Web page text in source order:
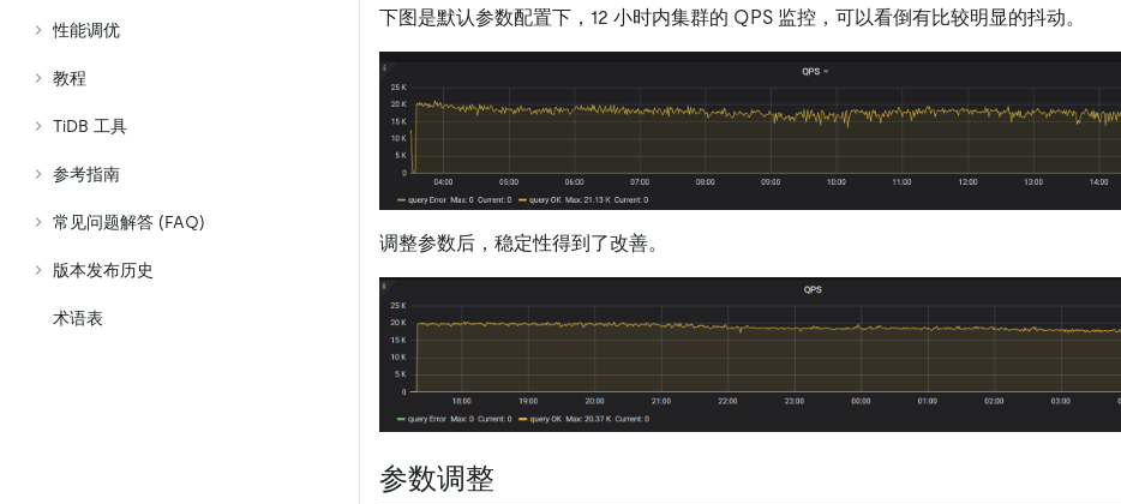
性能调优
教程
TiDB 工具
参考指南
常见问题解答 (FAQ)
版本发布历史
术语表
下图是默认参数配置下，12 小时内集群的 QPS 监控，可以看倒有比较明显的抖动。
调整参数后，稳定性得到了改善。
参数调整